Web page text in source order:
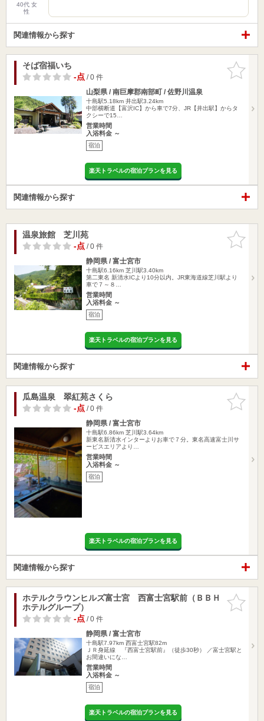
40代 女
性
関連情報から探す
お気に入
りに追加
そば宿福いち
-点/ 0 件
山梨県 / 南巨摩郡南部町 / 佐野川温泉
十島駅5.18km 井出駅3.24km
中部横断道【富沢IC】から車で7分、JR【井出駅】からタ
クシーで15…
営業時間
入浴料金 ～
宿泊
楽天トラベルの宿泊プランを見る
関連情報から探す
お気に入
りに追加
温泉旅館 芝川苑
-点/ 0 件
静岡県 / 富士宮市
十島駅6.16km 芝川駅3.40km
第二東名 新清水ICより10分以内。JR東海道線芝川駅より
車で７～８…
営業時間
入浴料金 ～
宿泊
楽天トラベルの宿泊プランを見る
関連情報から探す
お気に入
りに追加
瓜島温泉 翠紅苑さくら
-点/ 0 件
静岡県 / 富士宮市
十島駅6.86km 芝川駅3.64km
新東名新清水インターよりお車で７分。東名高速富士川サ
ービスエリアより…
営業時間
入浴料金 ～
宿泊
楽天トラベルの宿泊プランを見る
関連情報から探す
お気に入
りに追加
ホテルクラウンヒルズ富士宮 西富士宮駅前（ＢＢＨ
ホテルグループ）
-点/ 0 件
静岡県 / 富士宮市
十島駅7.97km 西富士宮駅82m
ＪＲ身延線 『西富士宮駅前』（徒歩30秒） ／富士宮駅と
お間違いにな…
営業時間
入浴料金 ～
宿泊
楽天トラベルの宿泊プランを見る